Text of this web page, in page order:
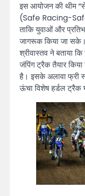
इस आयोजन की थीम
(Safe Racing-
ताकि युवाओं और
जागरूक किया जा
श्रीवास्तव ने बताया
जंपिंग ट्रैक तैयार
है। इसके अलावा फ्री
ऊंचा विशेष हर्डल ट्रैक